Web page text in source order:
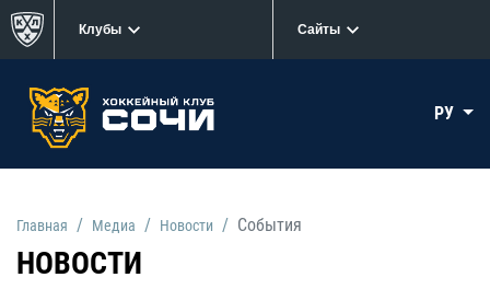
Клубы Сайты
РУ
Главная Медиа Новости События
НОВОСТИ